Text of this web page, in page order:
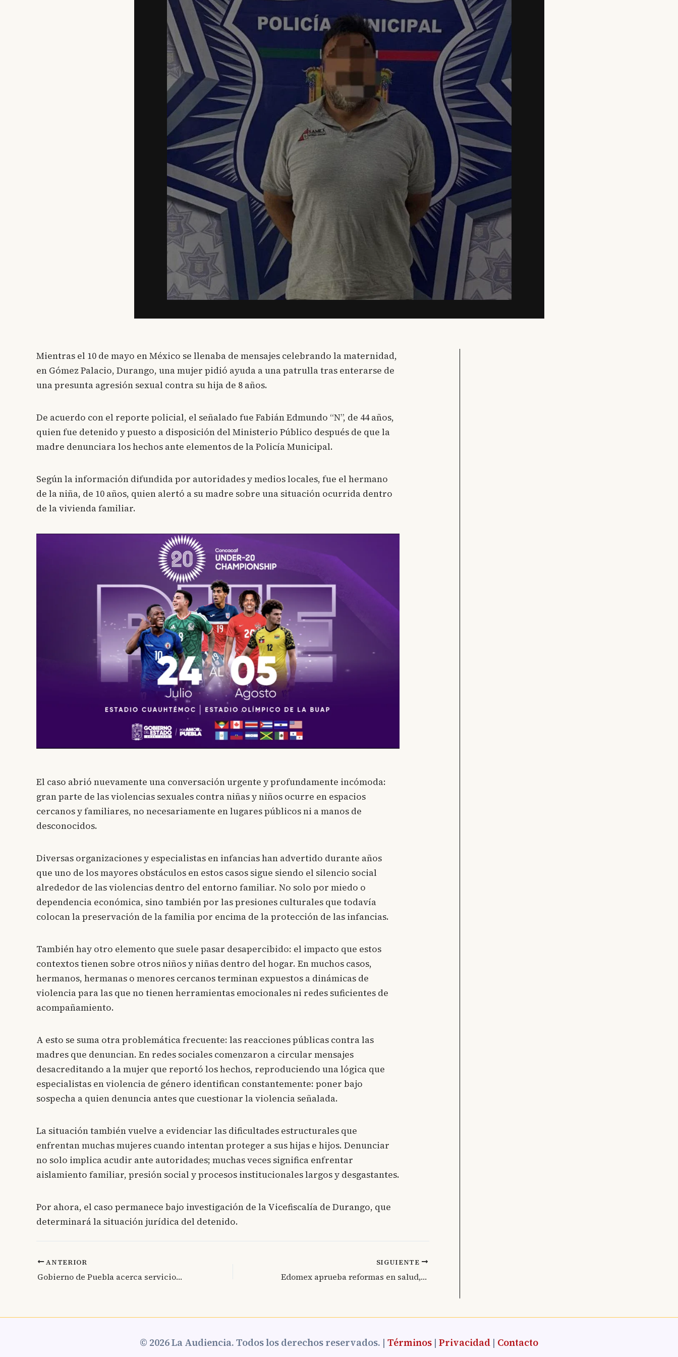
Mientras el 10 de mayo en México se llenaba de mensajes celebrando la maternidad,
en Gómez Palacio, Durango, una mujer pidió ayuda a una patrulla tras enterarse de
una presunta agresión sexual contra su hija de 8 años.
De acuerdo con el reporte policial, el señalado fue Fabián Edmundo “N”, de 44 años,
quien fue detenido y puesto a disposición del Ministerio Público después de que la
madre denunciara los hechos ante elementos de la Policía Municipal.
Según la información difundida por autoridades y medios locales, fue el hermano
de la niña, de 10 años, quien alertó a su madre sobre una situación ocurrida dentro
de la vivienda familiar.
El caso abrió nuevamente una conversación urgente y profundamente incómoda:
gran parte de las violencias sexuales contra niñas y niños ocurre en espacios
cercanos y familiares, no necesariamente en lugares públicos ni a manos de
desconocidos.
Diversas organizaciones y especialistas en infancias han advertido durante años
que uno de los mayores obstáculos en estos casos sigue siendo el silencio social
alrededor de las violencias dentro del entorno familiar. No solo por miedo o
dependencia económica, sino también por las presiones culturales que todavía
colocan la preservación de la familia por encima de la protección de las infancias.
También hay otro elemento que suele pasar desapercibido: el impacto que estos
contextos tienen sobre otros niños y niñas dentro del hogar. En muchos casos,
hermanos, hermanas o menores cercanos terminan expuestos a dinámicas de
violencia para las que no tienen herramientas emocionales ni redes suficientes de
acompañamiento.
A esto se suma otra problemática frecuente: las reacciones públicas contra las
madres que denuncian. En redes sociales comenzaron a circular mensajes
desacreditando a la mujer que reportó los hechos, reproduciendo una lógica que
especialistas en violencia de género identifican constantemente: poner bajo
sospecha a quien denuncia antes que cuestionar la violencia señalada.
La situación también vuelve a evidenciar las dificultades estructurales que
enfrentan muchas mujeres cuando intentan proteger a sus hijas e hijos. Denunciar
no solo implica acudir ante autoridades; muchas veces significa enfrentar
aislamiento familiar, presión social y procesos institucionales largos y desgastantes.
Por ahora, el caso permanece bajo investigación de la Vicefiscalía de Durango, que
determinará la situación jurídica del detenido.
ANTERIOR
Gobierno de Puebla acerca servicios del Registro Civil a Poblanos en la CDMX
SIGUIENTE
Edomex aprueba reformas en salud, bienestar animal y protección a periodistas durante actual Legislatura
© 2026 La Audiencia. Todos los derechos reservados. | Términos | Privacidad | Contacto